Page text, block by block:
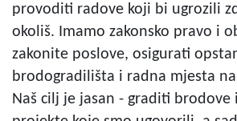
provoditi radove koji bi ugrozili
okoliš. Imamo zakonsko pravo i
zakonite poslove, osigurati
brodogradilišta i radna mjesta
Naš cilj je jasan - graditi